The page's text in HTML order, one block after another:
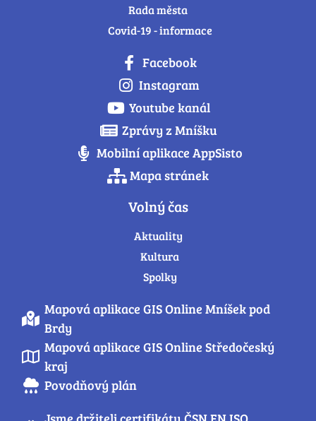
Rada města
Covid-19 - informace
Facebook
Instagram
Youtube kanál
Zprávy z Mníšku
Mobilní aplikace AppSisto
Mapa stránek
Volný čas
Aktuality
Kultura
Spolky
Mapová aplikace GIS Online Mníšek pod
Brdy
Mapová aplikace GIS Online Středočeský
kraj
Povodňový plán